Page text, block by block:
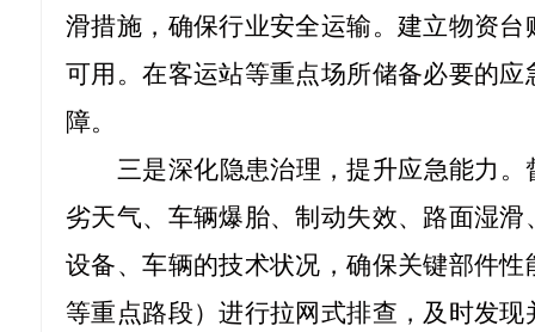
滑措施，确保行业安全运输。建立物资
可用。在客运站等重点场所储备必要的
障。
三是深化隐患治理，提升应急能力
劣天气、车辆爆胎、制动失效、路面湿
设备、车辆的技术状况，确保关键部件
等重点路段）进行拉网式排查，及时发